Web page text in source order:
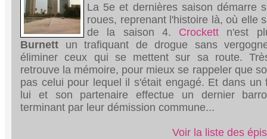
La 5e et dernières saison démarre
roues, reprenant l'histoire là, où elle
de la saison 4. Crockett n'est
Burnett un trafiquant de drogue sans
éliminer ceux qui se mettent sur sa route.
retrouve la mémoire, pour mieux se rappeler que
pas celui pour lequel il s'était engagé. Et dans un
lui et son partenaire effectue un dernier
terminant par leur démission commune...
Voir la liste des